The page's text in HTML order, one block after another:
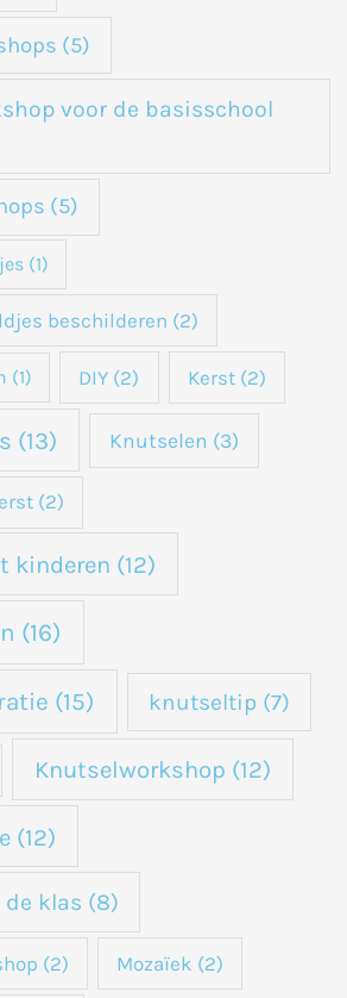
(5)
voor de basisschool
(5)
(1)
beschilderen (2)
(1) DIY (2) Kerst(2)
(13) Knutselen (3)
(2)
kinderen (12)
(16)
(15) knutseltip (7)
Knutselworkshop (12)
(12)
klas (8)
(2) Mozaïek (2)